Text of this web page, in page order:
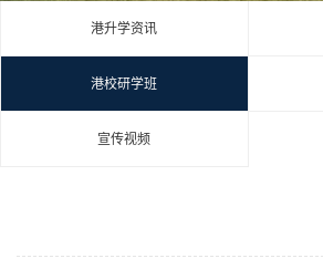
港升学资讯
港校研学班
宣传视频